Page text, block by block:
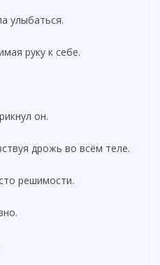
улыбаться.
руку к себе.
он.
дрожь во всём теле.
решимости.